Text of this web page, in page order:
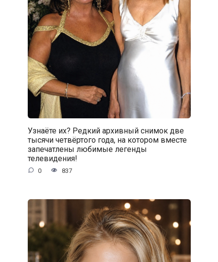
Узнаёте их? Редкий архивный снимок две
тысячи четвёртого года, на котором вместе
запечатлены любимые легенды
телевидения!
0 837